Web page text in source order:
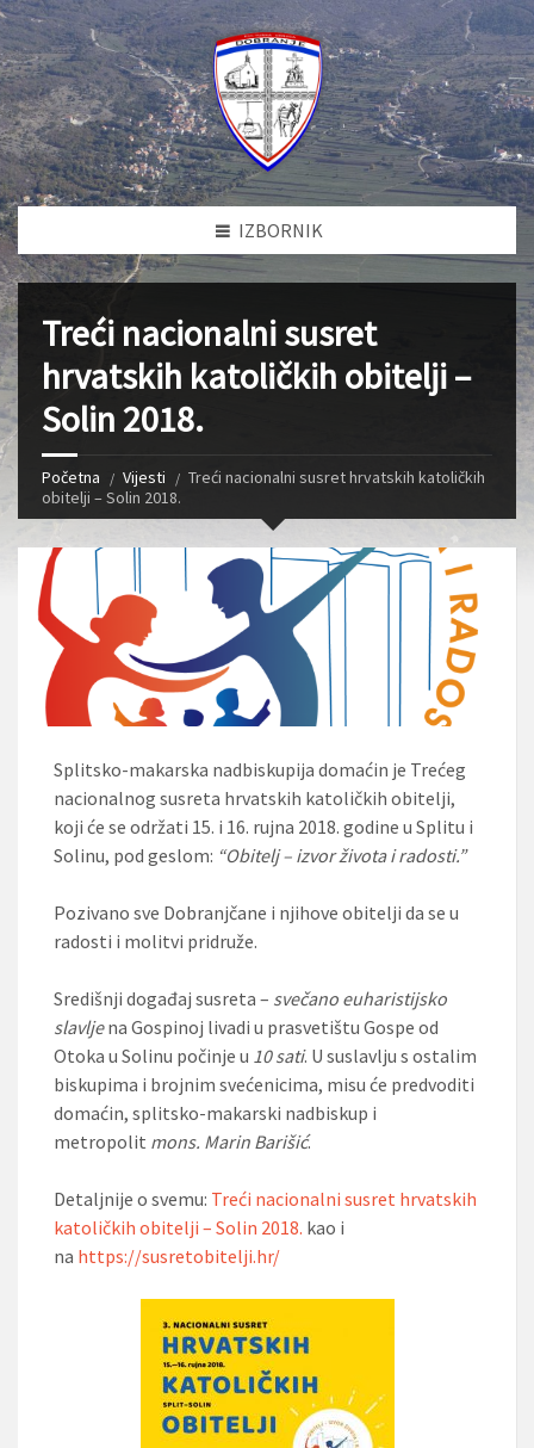
IZBORNIK
Treći nacionalni susret
hrvatskih katoličkih obitelji –
Solin 2018.
Početna Vijesti
Treći nacionalni susret hrvatskih katoličkih
obitelji – Solin 2018.
Splitsko-makarska nadbiskupija domaćin je Trećeg
nacionalnog susreta hrvatskih katoličkih obitelji,
koji će se održati 15. i 16. rujna 2018. godine u Splitu i
Solinu, pod geslom: “Obitelj – izvor života i radosti.”
Pozivano sve Dobranjčane i njihove obitelji da se u
radosti i molitvi pridruže.
Središnji događaj susreta – svečano euharistijsko
slavljena Gospinoj livadi u prasvetištu Gospe od
Otoka u Solinu počinje u 10 sati. U suslavlju s ostalim
biskupima i brojnim svećenicima, misu će predvoditi
domaćin, splitsko-makarski nadbiskup i
metropolit mons. Marin Barišić.
Detaljnije o svemu: Treći nacionalni susret hrvatskih
katoličkih obitelji – Solin 2018. kao i
na https://susretobitelji.hr/